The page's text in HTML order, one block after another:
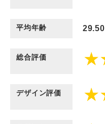
平均年齢 29.50
総合評価
デザイン評価